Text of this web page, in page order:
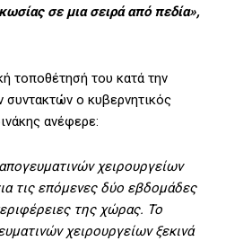
σε μια σειρά από πεδία»,
τοποθέτησή του κατά την
ο κυβερνητικός
ανέφερε:
χειρουργείων
τις επόμενες δύο εβδομάδες
της χώρας. Το
χειρουργείων ξεκινά